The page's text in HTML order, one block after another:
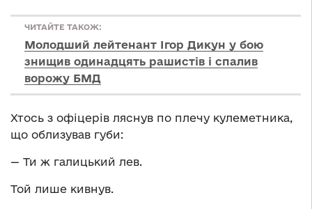
ЧИТАЙТЕ ТАКОЖ:
Молодший лейтенант Ігор Дикун у бою
знищив одинадцять рашистів і спалив
ворожу БМД
Хтось з офіцерів ляснув по плечу кулеметника,
що облизував губи:
— Ти ж галицький лев.
Той лише кивнув.